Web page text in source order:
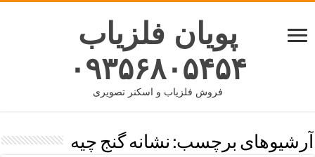
پویان فلزیاب
۰۹۳۵۶۸۰۵۴۵۴
فروش فلزیاب و اسکنر تصویری
آرشیوهای برچسب: نشانه گنج چیه